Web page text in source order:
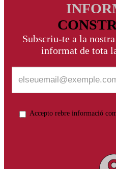
Subscriu-te a la
informat de tota
Accepto rebre informació